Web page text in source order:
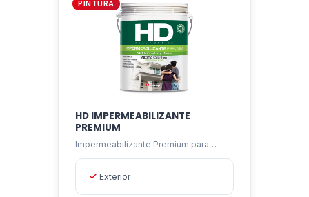
radiación UV. PINTURA
HD IMPERMEABILIZANTE
PREMIUM
Impermeabilizante Premium para
Exterior